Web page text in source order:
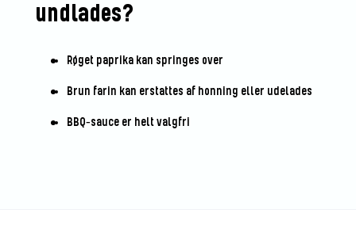
undlades?
Røget paprika kan springes over
Brun farin kan erstattes af honning eller udelades
BBQ‑sauce er helt valgfri